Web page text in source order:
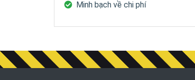
Minh bạch về chi phí